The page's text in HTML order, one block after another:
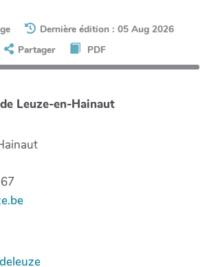
Dernière édition : 05 Aug 2026
Partager
PDF
Leuze-en-Hainaut